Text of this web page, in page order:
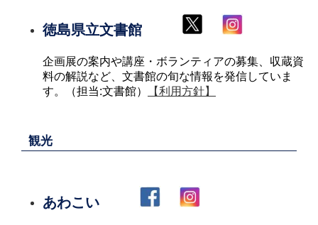
徳島県立文書館
企画展の案内や講座・ボランティアの募集、収蔵資
料の解説など、文書館の旬な情報を発信していま
す。（担当:文書館）
【利用方針】
観光
あわこい